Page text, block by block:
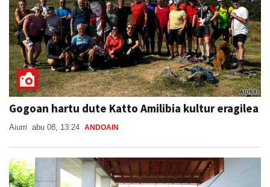
Gogoan hartu dute Katto Amilibia kultur eragilea
Aiurri abu 08, 13:24 ANDOAIN